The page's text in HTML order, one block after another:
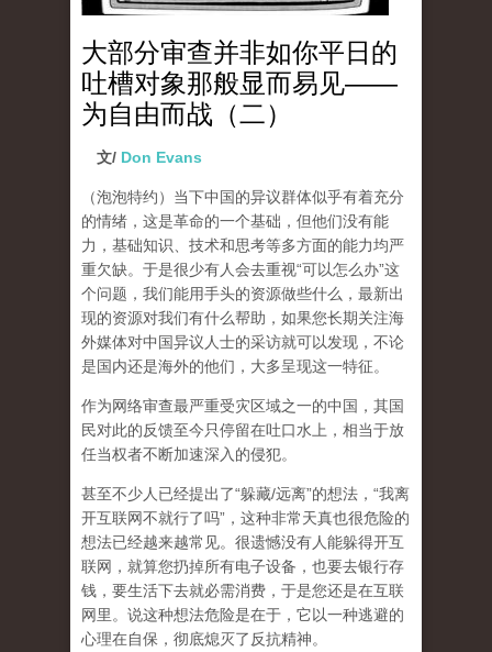
大部分审查并非如你平日的
吐槽对象那般显而易见——
为自由而战（二）
文/ Don Evans
（泡泡特约） 当下中国的异议群体似乎有着充分
的情绪，这是革命的一个基础，但他们没有能
力，基础知识、技术和思考等多方面的能力均严
重欠缺。于是很少有人会去重视“可以怎么办”这
个问题，我们能用手头的资源做些什么，最新出
现的资源对我们有什么帮助，如果您长期关注海
外媒体对中国异议人士的采访就可以发现，不论
是国内还是海外的他们，大多呈现这一特征。
作为网络审查最严重受灾区域之一的中国，其国
民对此的反馈至今只停留在吐口水上，相当于放
任当权者不断加速深入的侵犯。
甚至不少人已经提出了“躲藏/远离”的想法，“我离
开互联网不就行了吗”，这种非常天真也很危险的
想法已经越来越常见。很遗憾没有人能躲得开互
联网，就算您扔掉所有电子设备，也要去银行存
钱，要生活下去就必需消费，于是您还是在互联
网里。说这种想法危险是在于，它以一种逃避的
心理在自保，彻底熄灭了反抗精神。